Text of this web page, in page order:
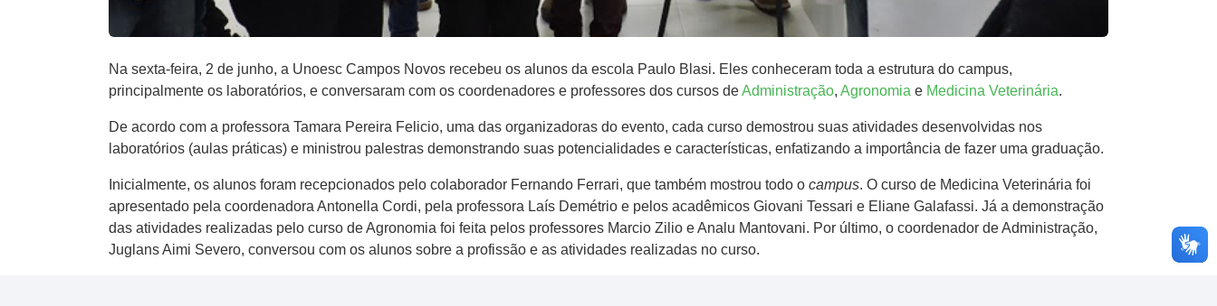
Na sexta-feira, 2 de junho, a Unoesc Campos Novos recebeu os alunos da escola Paulo Blasi. Eles conheceram toda a estrutura do campus,
principalmente os laboratórios, e conversaram com os coordenadores e professores dos cursos deAdministração, Agronomia e Medicina Veterinária.
De acordo com a professora Tamara Pereira Felicio, uma das organizadoras do evento, cada curso demostrou suas atividades desenvolvidas nos
laboratórios (aulas práticas) e ministrou palestras demonstrando suas potencialidades e características, enfatizando a importância de fazer uma graduação.
Inicialmente, os alunos foram recepcionados pelo colaborador Fernando Ferrari, que também mostrou todo o campus. O curso de Medicina Veterinária foi
apresentado pela coordenadora Antonella Cordi, pela professora Laís Demétrio e pelos acadêmicos Giovani Tessari e Eliane Galafassi. Já a demonstração
das atividades realizadas pelo curso de Agronomia foi feita pelos professores Marcio Zilio e Analu Mantovani. Por último, o coordenador de Administração,
Juglans Aimi Severo, conversou com os alunos sobre a profissão e as atividades realizadas no curso.